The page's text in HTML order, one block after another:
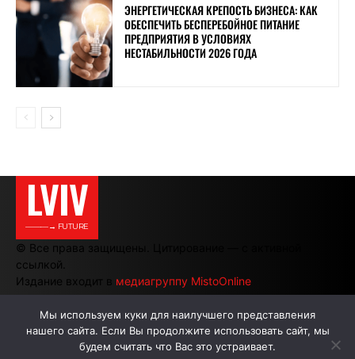
ЭНЕРГЕТИЧЕСКАЯ КРЕПОСТЬ БИЗНЕСА: КАК
ОБЕСПЕЧИТЬ БЕСПЕРЕБОЙНОЕ ПИТАНИЕ
ПРЕДПРИЯТИЯ В УСЛОВИЯХ
НЕСТАБИЛЬНОСТИ 2026 ГОДА
LVIV
———→ FUTURE
© Все права защищены. Цитирование — с активной
ссылкой.
Издание входит в медиагруппу MistoOnline
АВТОРЫ РЕКЛАМА НА САЙТЕ
Мы используем куки для наилучшего представления
нашего сайта. Если Вы продолжите использовать сайт, мы
будем считать что Вас это устраивает.